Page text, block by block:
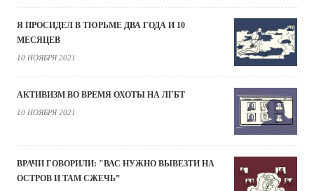
Я ПРОСИДЕЛ В ТЮРЬМЕ ДВА ГОДА И 10
МЕСЯЦЕВ
10 НОЯБРЯ 2021
АКТИВИЗМ ВО ВРЕМЯ ОХОТЫ НА ЛГБТ
10 НОЯБРЯ 2021
ВРАЧИ ГОВОРИЛИ: "ВАС НУЖНО ВЫВЕЗТИ НА
ОСТРОВ И ТАМ СЖЕЧЬ”